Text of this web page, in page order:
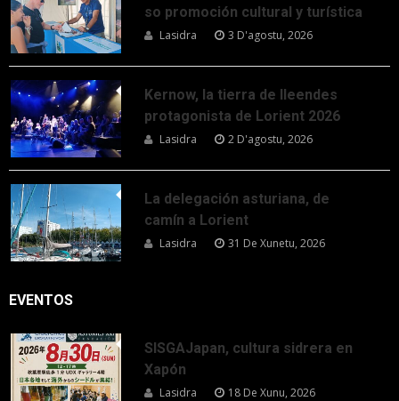
so promoción cultural y turística
Lasidra 3 D'agostu, 2026
Kernow, la tierra de lleendes
protagonista de Lorient 2026
Lasidra 2 D'agostu, 2026
La delegación asturiana, de
camín a Lorient
Lasidra 31 De Xunetu, 2026
EVENTOS
SISGAJapan, cultura sidrera en
Xapón
Lasidra 18 De Xunu, 2026